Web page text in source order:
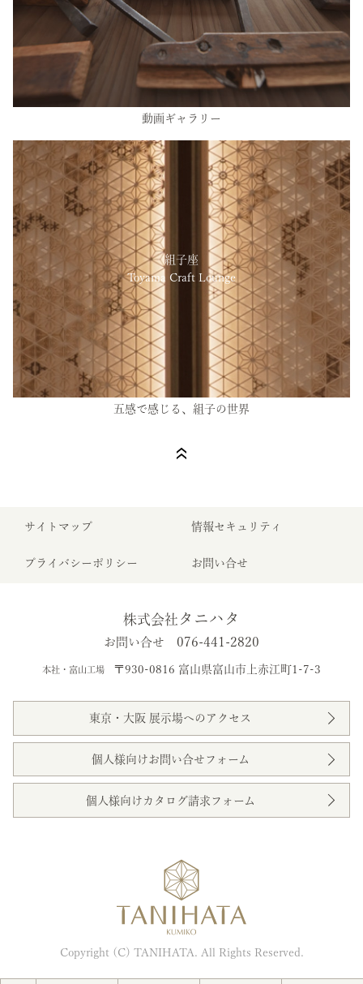
動画ギャラリー
組子座
Toyama Craft Lounge
五感で感じる、組子の世界
サイトマップ 情報セキュリティ
プライバシーポリシー お問い合せ
株式会社 タニハタ
お問い合せ 076-441-2820
本社・富山工場 〒930-0816 富山県富山市上赤江町1-7-3
東京・大阪 展示場へのアクセス
個人様向けお問い合せフォーム
個人様向けカタログ請求フォーム
Copyright (C) TANIHATA. All Rights Reserved.